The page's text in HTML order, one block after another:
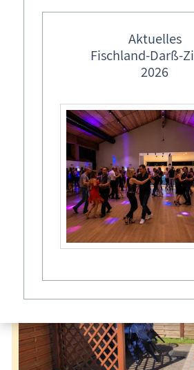
Tel.: 03 82 33 - 600 19
Mobil.: 0171 - 486 43 34
Fax.: 0721 - 151 45 09 91
Buchungskalender
Buchungsformular -
Ferienwohnung Ostseebad
Aktuelles
Fischland-Darß-
2026